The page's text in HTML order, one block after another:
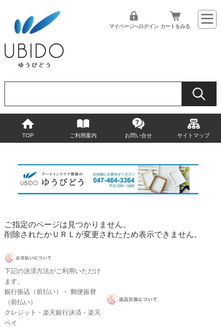
マイページへログイン カートをみる
TOP ご利用案内 お問い合せ サイトマップ
ご指定のページは見つかりません。
削除されたかＵＲＬが変更されたため表示できません。
下記の決済方法がご利用いただけ
ます。
銀行振込（前払い）・ 郵便振替
（前払い）
クレジット・楽天銀行決済・楽天
ペイ